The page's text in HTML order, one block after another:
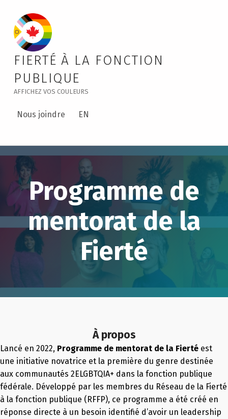
Pride Mentoring Program – Public Service Pride
FIERTÉ À LA FONCTION
PUBLIQUE
AFFICHEZ VOS COULEURS
Nous joindre EN
Programme de
mentorat de la
Fierté
À propos
Lancé en 2022, Programme de mentorat de la Fierté est
une initiative novatrice et la première du genre destinée
aux communautés 2ELGBTQIA+ dans la fonction publique
fédérale. Développé par les membres du Réseau de la Fierté
à la fonction publique (RFFP), ce programme a été créé en
réponse directe à un besoin identifié d’avoir un leadership